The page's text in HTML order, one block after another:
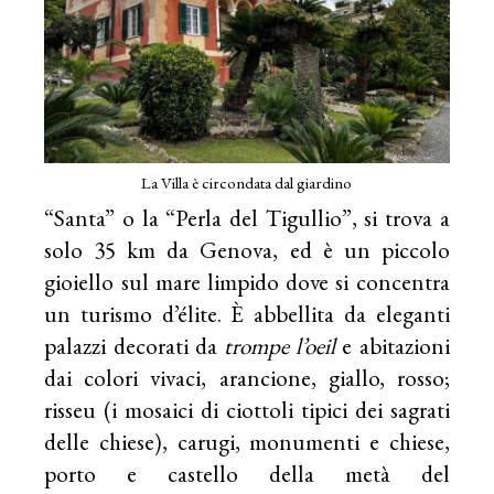
La Villa è circondata dal giardino
“Santa” o la “Perla del Tigullio”, si trova a
solo 35 km da Genova, ed è un piccolo
gioiello sul mare limpido dove si concentra
un turismo d’élite. È abbellita da eleganti
palazzi decorati da trompe l’oeile abitazioni
dai colori vivaci, arancione, giallo, rosso;
risseu (i mosaici di ciottoli tipici dei sagrati
delle chiese), carugi, monumenti e chiese,
porto e castello della metà del